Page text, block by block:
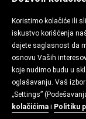
Koristimo kolačiće ili
iskustvo korišćenja
dajete saglasnost da
osnovu Vaših
koje nudimo budu u
oglašavanju. Vaš
„Settings”
kolačićima i Politiku